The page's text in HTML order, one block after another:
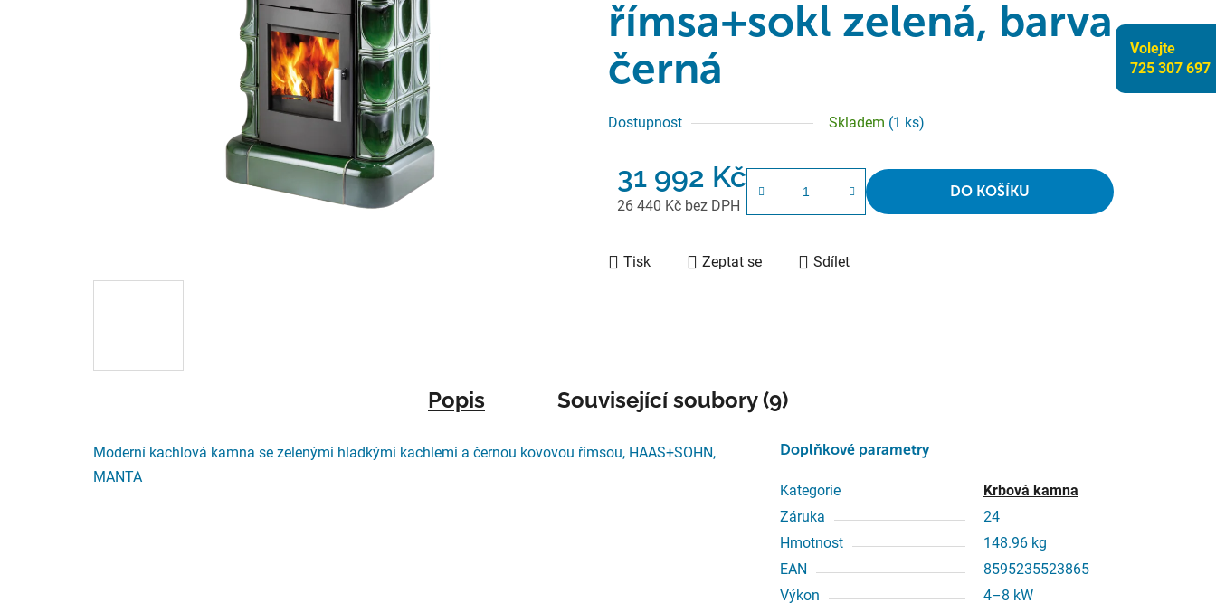
Volejte
725 307 697
římsa+sokl zelená, barva
černá
Dostupnost Skladem (1 ks)
31 992 Kč
26 440 Kč bez DPH
DO KOŠÍKU
Tisk Zeptat se Sdílet
Popis Související soubory (9)
Moderní kachlová kamna se zelenými hladkými kachlemi a černou kovovou římsou, HAAS+SOHN,
MANTA
Doplňkové parametry
Kategorie
Krbová kamna
Záruka
24
Hmotnost
148.96 kg
EAN
8595235523865
Výkon
4–8 kW